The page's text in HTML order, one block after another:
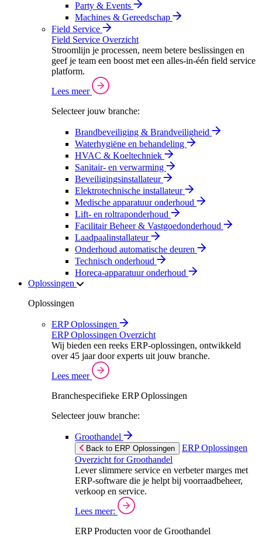
Party & Events
Machines & Gereedschap
Field Service
Field Service Overzicht
Stroomlijn je processen, neem betere beslissingen en
geef je team een boost met een alles-in-één field service
platform.
Lees meer
Selecteer jouw branche:
Brandbeveiliging & Brandveiligheid
Waterhygiëne en behandeling
HVAC & Koeltechniek
Sanitair- en verwarming
Beveiligingsinstallateur
Elektrotechnische installateur
Medische apparatuur onderhoud
Lift- en roltraponderhoud
Facilitair Beheer & Vastgoedonderhoud
Laadpaalinstallateur
Onderhoud automatische deuren
Technisch onderhoud
Horeca-apparatuur onderhoud
Oplossingen
Oplossingen
ERP Oplossingen
ERP Oplossingen Overzicht
Wij bieden een reeks ERP-oplossingen, ontwikkeld
over 45 jaar door experts uit jouw branche.
Lees meer
Branchespecifieke ERP Oplossingen
Selecteer jouw branche:
Groothandel
Back to ERP Oplossingen
ERP Oplossingen
Overzicht for Groothandel
Lever slimmere service en verbeter marges met
ERP-software die je helpt bij voorraadbeheer,
verkoop en service.
Lees meer:
ERP Producten voor de Groothandel